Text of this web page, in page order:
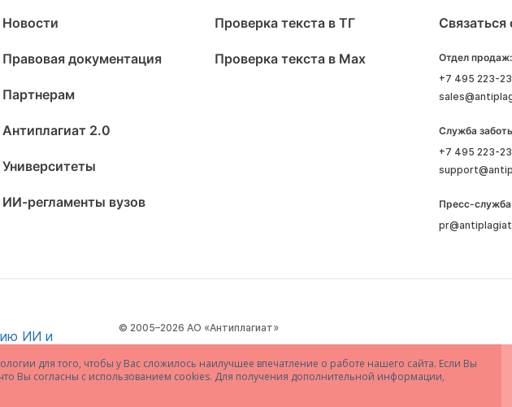
для того, чтобы у Вас сложилось наилучшее впечатление о работе нашего сайта. Если Вы
Вы согласны с использованием cookies. Для получения дополнительной информации,
Новости
Правовая документация
Партнерам
Антиплагиат 2.0
Университеты
ИИ-регламенты вузов
Проверка текста в ТГ
Проверка текста в Max
Связаться
Отдел продаж:
+7 495 223-
Служба
+7 495 223-
Пресс-служба
© 2005–2026 АО «Антиплагиат»